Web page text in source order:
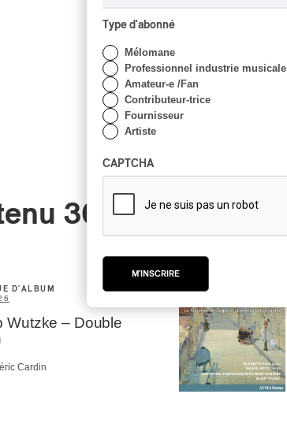
360
D'ALBUM
Wutzke – Double
Cardin
Type d'abonné
Mélomane
Professionnel industrie musicale
Amateur-e /Fan
Contributeur-trice
Fournisseur
Artiste
CAPTCHA
M'INSCRIRE